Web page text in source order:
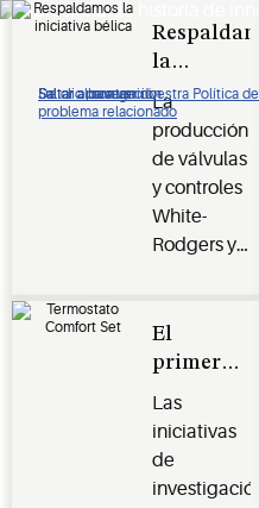
De clic para ver nuestra Política
problema relacionado
Saltar a navegación
Saltar al contenido
Saltar a buscar
impresionante historia de
la
iniciativa
bélica.
La
producción
de válvulas
y controles
White-
Rodgers y
producir
controles
para
aeronaves
en la
Segunda
El
primero
en su
clase.
Las
iniciativas
de
investigación